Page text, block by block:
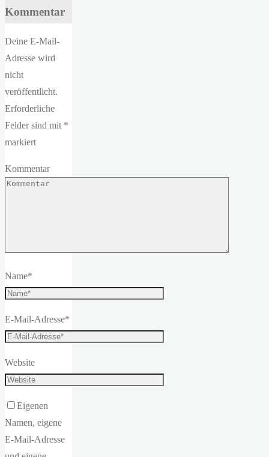
Kommentar
Deine E-Mail-
Adresse wird
nicht
veröffentlicht.
Erforderliche
Felder sind mit *
markiert
Kommentar
Name*
E-Mail-Adresse*
Website
Eigenen
Namen, eigene
E-Mail-Adresse